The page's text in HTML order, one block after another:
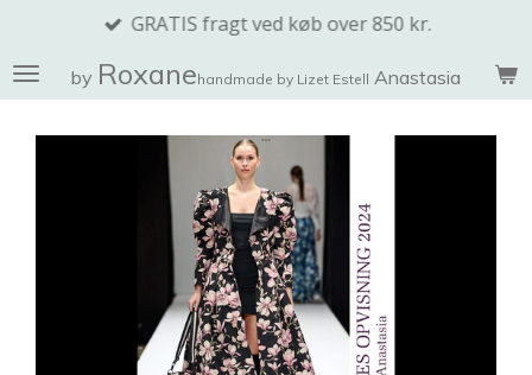
hovedindhold
by Roxanehandmade by Lizet Estell Anastasia
GRATIS fragt ved køb over 850 kr.